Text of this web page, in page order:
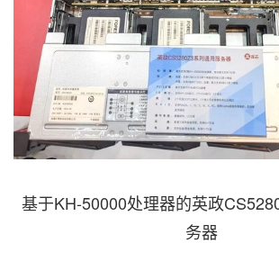
基于KH-50000处理器的英政
务器